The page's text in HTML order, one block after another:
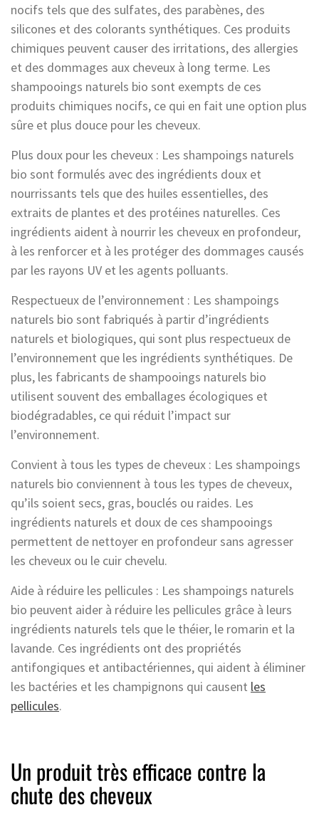
nocifs tels que des sulfates, des parabènes, des
silicones et des colorants synthétiques. Ces produits
chimiques peuvent causer des irritations, des allergies
et des dommages aux cheveux à long terme. Les
shampooings naturels bio sont exempts de ces
produits chimiques nocifs, ce qui en fait une option plus
sûre et plus douce pour les cheveux.
Plus doux pour les cheveux : Les shampoings naturels
bio sont formulés avec des ingrédients doux et
nourrissants tels que des huiles essentielles, des
extraits de plantes et des protéines naturelles. Ces
ingrédients aident à nourrir les cheveux en profondeur,
à les renforcer et à les protéger des dommages causés
par les rayons UV et les agents polluants.
Respectueux de l’environnement : Les shampoings
naturels bio sont fabriqués à partir d’ingrédients
naturels et biologiques, qui sont plus respectueux de
l’environnement que les ingrédients synthétiques. De
plus, les fabricants de shampooings naturels bio
utilisent souvent des emballages écologiques et
biodégradables, ce qui réduit l’impact sur
l’environnement.
Convient à tous les types de cheveux : Les shampoings
naturels bio conviennent à tous les types de cheveux,
qu’ils soient secs, gras, bouclés ou raides. Les
ingrédients naturels et doux de ces shampooings
permettent de nettoyer en profondeur sans agresser
les cheveux ou le cuir chevelu.
Aide à réduire les pellicules : Les shampoings naturels
bio peuvent aider à réduire les pellicules grâce à leurs
ingrédients naturels tels que le théier, le romarin et la
lavande. Ces ingrédients ont des propriétés
antifongiques et antibactériennes, qui aident à éliminer
les bactéries et les champignons qui causent les
pellicules.
Un produit très efficace contre la
chute des cheveux